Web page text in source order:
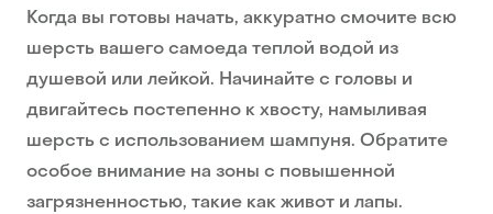
Когда вы готовы начать, аккуратно смочите всю
шерсть вашего самоеда теплой водой из
душевой или лейкой. Начинайте с головы и
двигайтесь постепенно к хвосту, намыливая
шерсть с использованием шампуня. Обратите
особое внимание на зоны с повышенной
загрязненностью, такие как живот и лапы.